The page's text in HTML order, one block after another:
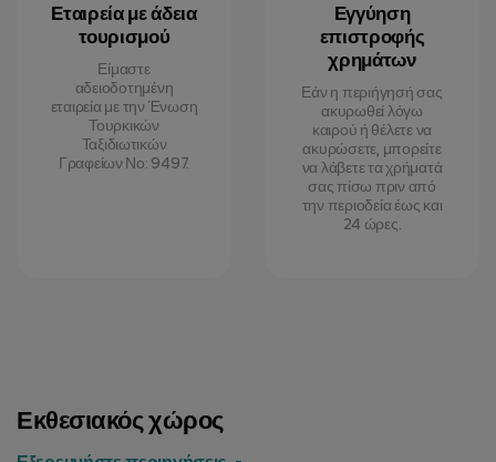
Εταιρεία με άδεια
τουρισμού
Είμαστε
αδειοδοτημένη
εταιρεία με την Ένωση
Τουρκικών
Ταξιδιωτικών
Γραφείων Νο: 9497.
Εγγύηση
επιστροφής
χρημάτων
Εάν η περιήγησή σας
ακυρωθεί λόγω
καιρού ή θέλετε να
ακυρώσετε, μπορείτε
να λάβετε τα χρήματά
σας πίσω πριν από
την περιοδεία έως και
24 ώρες.
Εκθεσιακός χώρος